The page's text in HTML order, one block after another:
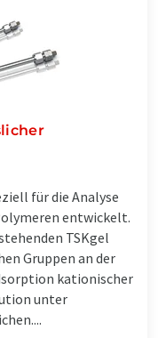
für die Analyse
entwickelt.
TSKgel
Gruppen an der
kationischer
unter